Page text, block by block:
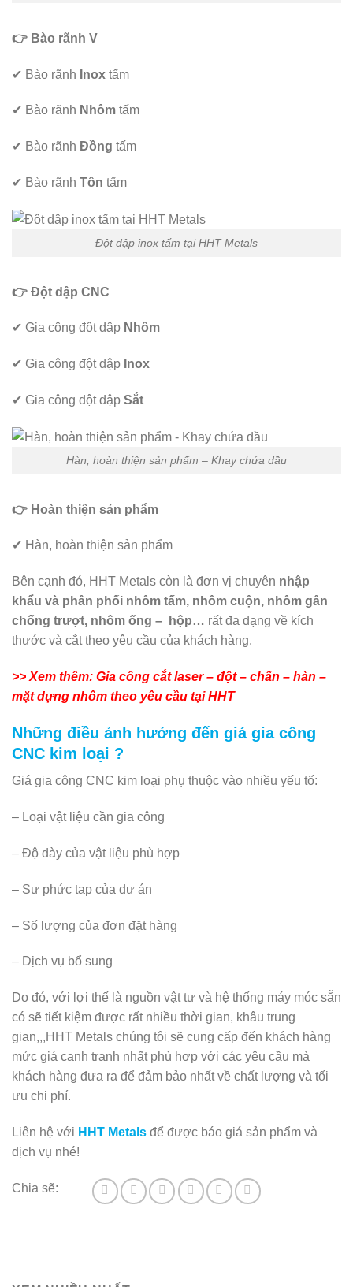
👉 Bào rãnh V
✔ Bào rãnh Inox tấm
✔ Bào rãnh Nhôm tấm
✔ Bào rãnh Đồng tấm
✔ Bào rãnh Tôn tấm
Đột dập inox tấm tại HHT Metals
👉 Đột dập CNC
✔ Gia công đột dập Nhôm
✔ Gia công đột dập Inox
✔ Gia công đột dập Sắt
Hàn, hoàn thiện sản phẩm – Khay chứa dầu
👉 Hoàn thiện sản phẩm
✔ Hàn, hoàn thiện sản phẩm
Bên cạnh đó, HHT Metals còn là đơn vị chuyên nhập
khẩu và phân phối nhôm tấm, nhôm cuộn, nhôm gân
chống trượt, nhôm ống – hộp… rất đa dạng về kích
thước và cắt theo yêu cầu của khách hàng.
>> Xem thêm: Gia công cắt laser – đột – chấn – hàn –
mặt dựng nhôm theo yêu cầu tại HHT
Những điều ảnh hưởng đến giá gia công
CNC kim loại ?
Giá gia công CNC kim loại phụ thuộc vào nhiều yếu tố:
– Loại vật liệu cần gia công
– Độ dày của vật liệu phù hợp
– Sự phức tạp của dự án
– Số lượng của đơn đặt hàng
– Dịch vụ bổ sung
Do đó, với lợi thế là nguồn vật tư và hệ thống máy móc sẵn
có sẽ tiết kiệm được rất nhiều thời gian, khâu trung
gian,,,HHT Metals chúng tôi sẽ cung cấp đến khách hàng
mức giá cạnh tranh nhất phù hợp với các yêu cầu mà
khách hàng đưa ra để đảm bảo nhất về chất lượng và tối
ưu chi phí.
Liên hệ với HHT Metals để được báo giá sản phẩm và
dịch vụ nhé!
Chia sẽ: